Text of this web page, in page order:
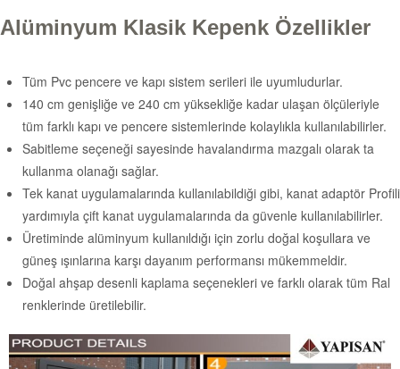
Alüminyum Klasik Kepenk Özellikler
Tüm Pvc pencere ve kapı sistem serileri ile uyumludurlar.
140 cm genişliğe ve 240 cm yüksekliğe kadar ulaşan ölçüleriyle
tüm farklı kapı ve pencere sistemlerinde kolaylıkla kullanılabilirler.
Sabitleme seçeneği sayesinde havalandırma mazgalı olarak ta
kullanma olanağı sağlar.
Tek kanat uygulamalarında kullanılabildiği gibi, kanat adaptör Profili
yardımıyla çift kanat uygulamalarında da güvenle kullanılabilirler.
Üretiminde alüminyum kullanıldığı için zorlu doğal koşullara ve
güneş ışınlarına karşı dayanım performansı mükemmeldir.
Doğal ahşap desenli kaplama seçenekleri ve farklı olarak tüm Ral
renklerinde üretilebilir.